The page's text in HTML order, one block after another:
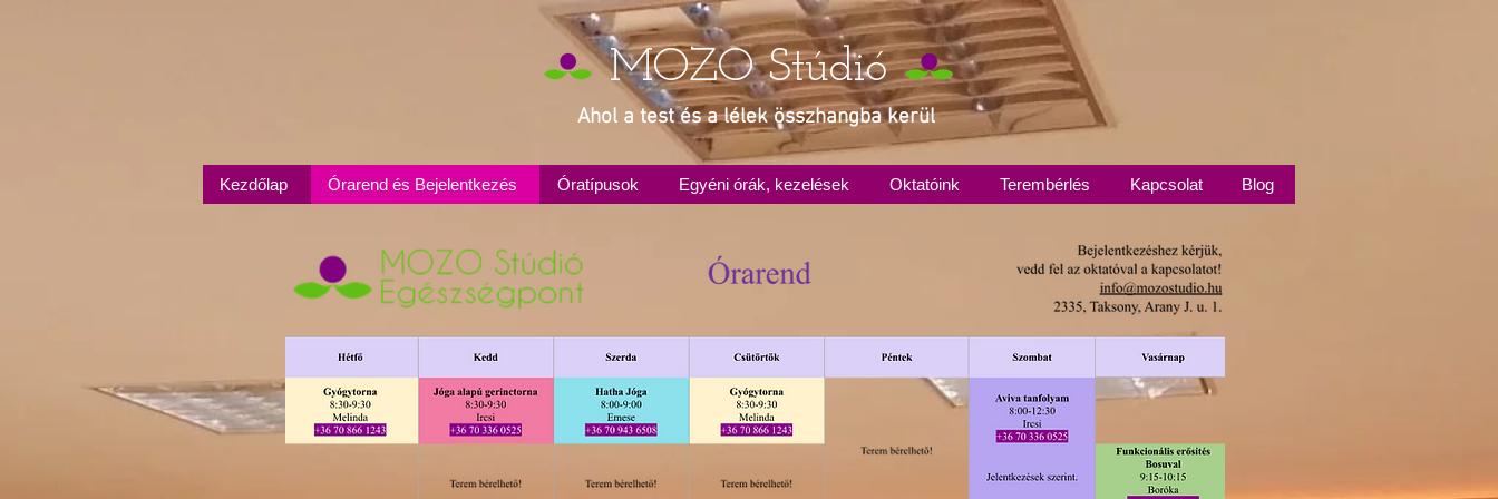
MOZO Stúdió
Ahol a test és a lélek összhangba kerül
Kezdőlap Órarend és Bejelentkezés Óratípusok Egyéni órák, kezelések Oktatóink Terembérlés Kapcsolat Blog